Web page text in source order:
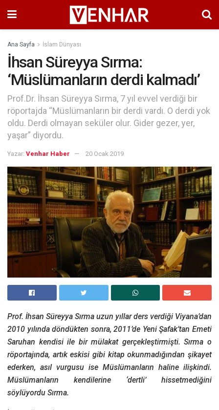
Ana Sayfa İslam Dünyası
İhsan Süreyya Sırma:
‘Müslümanların derdi kalmadı’
Prof.Dr. İhsan Süreyya Sırma, 7 yıl evvel verdiği bir
röportajda “Müslümanların bir derdi vardı. O derdi yok
oldu. Derdi olmayan seküler olur. Gider gezer, yer,
yaşar” diyordu.
Yazar: Venhar Haber 20 Ocak 2019
Prof. İhsan Süreyya Sırma uzun yıllar ders verdiği Viyana’dan
2010 yılında döndükten sonra, 2011’de Yeni Şafak’tan Emeti
Saruhan kendisi ile bir mülakat gerçekleştirmişti. Sırma o
röportajında, artık eskisi gibi kitap okunmadığından şikayet
ederken, asıl vurgusu ise Müslümanların haline ilişkindi.
Müslümanların kendilerine ‘dertli’ hissetmediğini
söylüyordu Sırma.